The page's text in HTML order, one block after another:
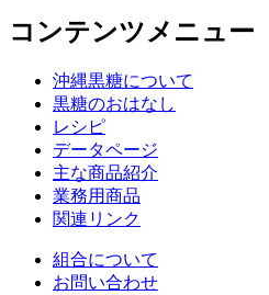
コンテンツメニュー
沖縄黒糖について
黒糖のおはなし
レシピ
データページ
主な商品紹介
業務用商品
関連リンク
組合について
お問い合わせ